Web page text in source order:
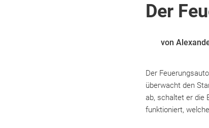
Der
von
Der
überwacht den
ab, schaltet er die
funktioniert,